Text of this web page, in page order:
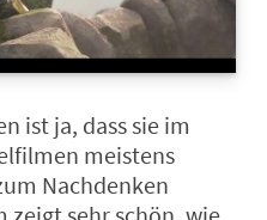
ist ja, dass sie im
meistens
Nachdenken